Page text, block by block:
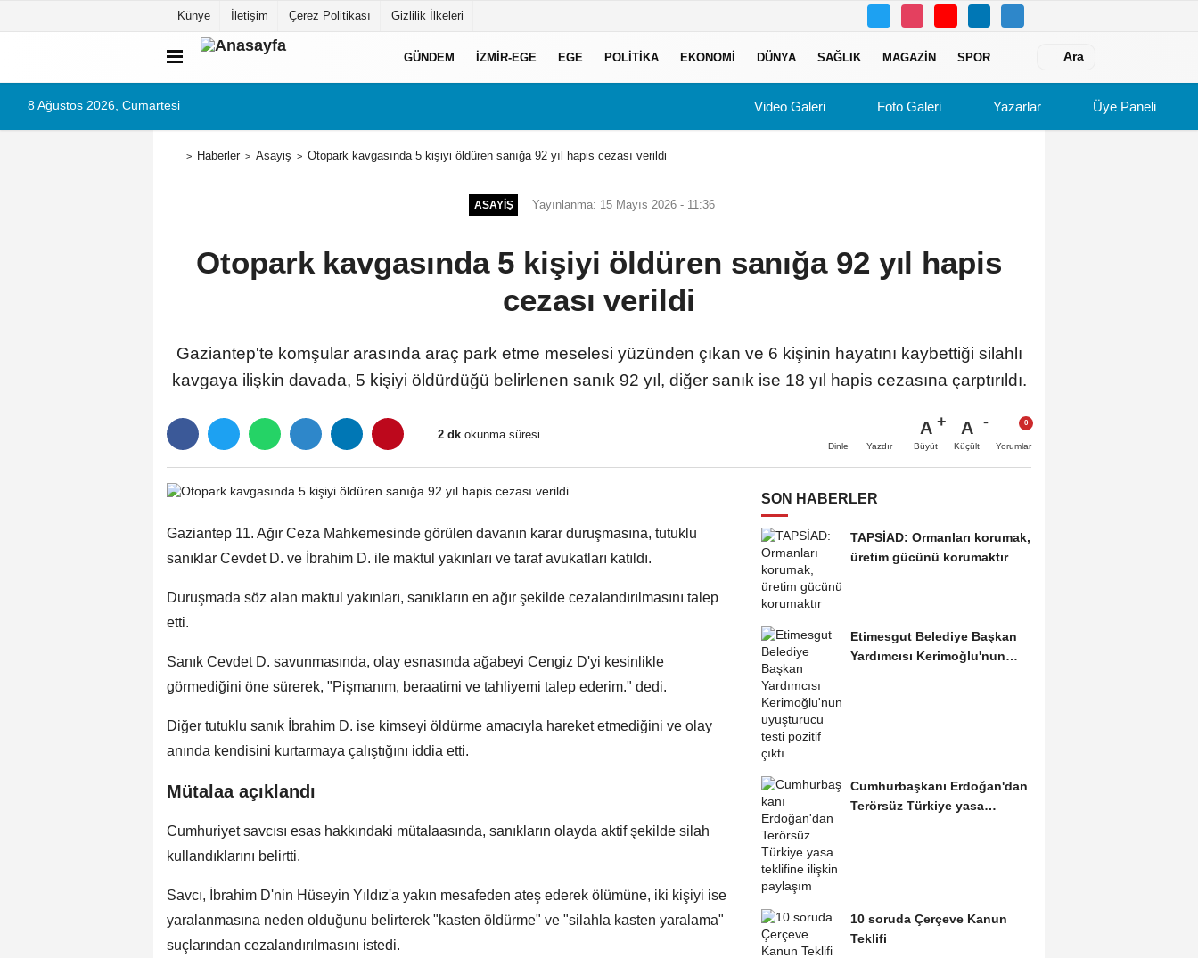
Künye İletişim Çerez Politikası Gizlilik İlkeleri
GÜNDEM İZMIR-EGE EGE POLITIKA EKONOMI DÜNYA SAĞLIK MAGAZIN SPOR Ara
8 Ağustos 2026, Cumartesi Video Galeri Foto Galeri Yazarlar Üye Paneli
Haberler Asayiş Otopark kavgasında 5 kişiyi öldüren sanığa 92 yıl hapis cezası verildi
ASAYIŞ Yayınlanma: 15 Mayıs 2026 - 11:36
Otopark kavgasında 5 kişiyi öldüren sanığa 92 yıl hapis
cezası verildi
Gaziantep'te komşular arasında araç park etme meselesi yüzünden çıkan ve 6 kişinin hayatını kaybettiği silahlı
kavgaya ilişkin davada, 5 kişiyi öldürdüğü belirlenen sanık 92 yıl, diğer sanık ise 18 yıl hapis cezasına çarptırıldı.
2 dk okunma süresi
Dinle Yazdır
A
Büyüt
A
Küçült Yorumlar
Gaziantep 11. Ağır Ceza Mahkemesinde görülen davanın karar duruşmasına, tutuklu
sanıklar Cevdet D. ve İbrahim D. ile maktul yakınları ve taraf avukatları katıldı.
Duruşmada söz alan maktul yakınları, sanıkların en ağır şekilde cezalandırılmasını talep
etti.
Sanık Cevdet D. savunmasında, olay esnasında ağabeyi Cengiz D'yi kesinlikle
görmediğini öne sürerek, "Pişmanım, beraatimi ve tahliyemi talep ederim." dedi.
Diğer tutuklu sanık İbrahim D. ise kimseyi öldürme amacıyla hareket etmediğini ve olay
anında kendisini kurtarmaya çalıştığını iddia etti.
Mütalaa açıklandı
Cumhuriyet savcısı esas hakkındaki mütalaasında, sanıkların olayda aktif şekilde silah
kullandıklarını belirtti.
Savcı, İbrahim D'nin Hüseyin Yıldız'a yakın mesafeden ateş ederek ölümüne, iki kişiyi ise
yaralanmasına neden olduğunu belirterek "kasten öldürme" ve "silahla kasten yaralama"
suçlarından cezalandırılmasını istedi.
SON HABERLER
TAPSİAD: Ormanları korumak,
üretim gücünü korumaktır
Etimesgut Belediye Başkan
Yardımcısı Kerimoğlu'nun
Cumhurbaşkanı Erdoğan'dan
Terörsüz Türkiye yasa
10 soruda Çerçeve Kanun
Teklifi